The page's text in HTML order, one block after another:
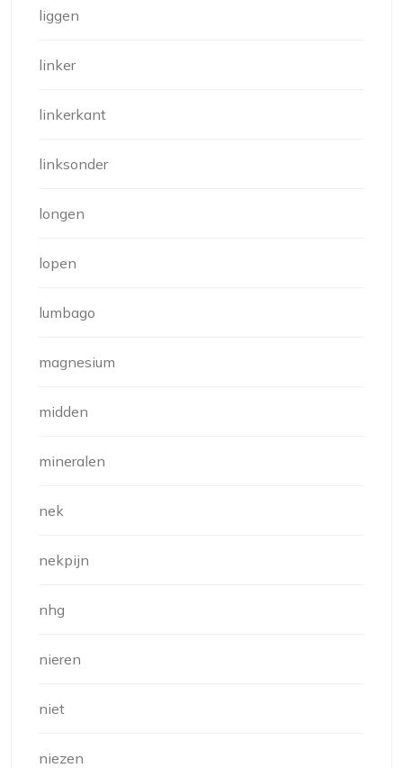
liggen
linker
linkerkant
linksonder
longen
lopen
lumbago
magnesium
midden
mineralen
nek
nekpijn
nhg
nieren
niet
niezen